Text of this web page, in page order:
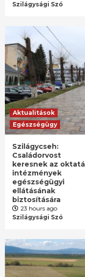
Szilágysági Szó
Aktualitások
Egészségügy
Szilágycseh:
Családorvost
keresnek az
intézmények
egészségügyi
ellátásának
biztosítására
23 hours ago
Szilágysági Szó